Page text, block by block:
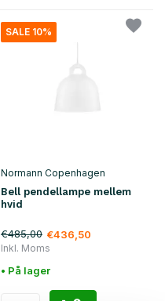
SALE 10%
Normann Copenhagen
Bell pendellampe mellem
hvid
€485,00 €436,50
Inkl. Moms
• På lager